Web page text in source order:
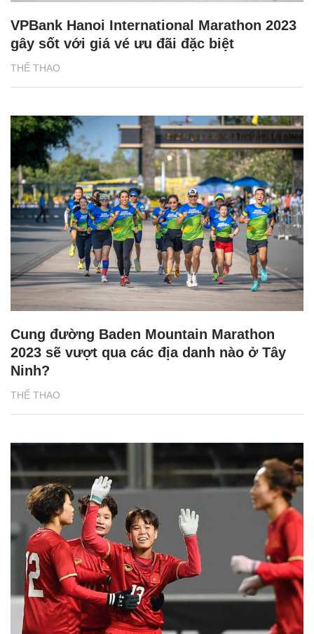
THỂ THAO
VPBank Hanoi International Marathon 2023
gây sốt với giá vé ưu đãi đặc biệt
THỂ THAO
Cung đường Baden Mountain Marathon
2023 sẽ vượt qua các địa danh nào ở Tây
Ninh?